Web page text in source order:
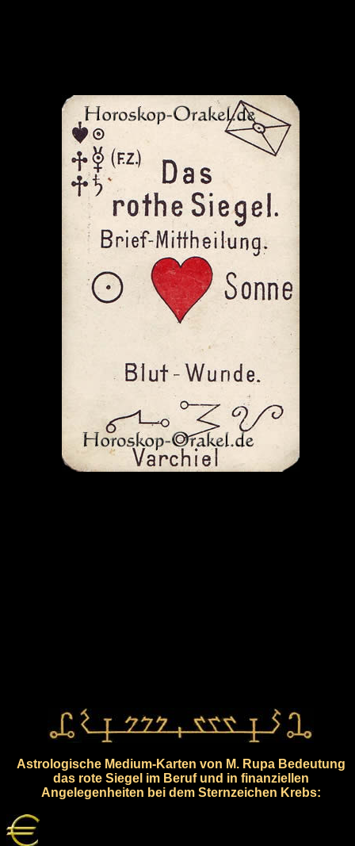
Astrologische Medium-Karten von M. Rupa Bedeutung
das rote Siegel im Beruf und in finanziellen
Angelegenheiten bei dem Sternzeichen Krebs: